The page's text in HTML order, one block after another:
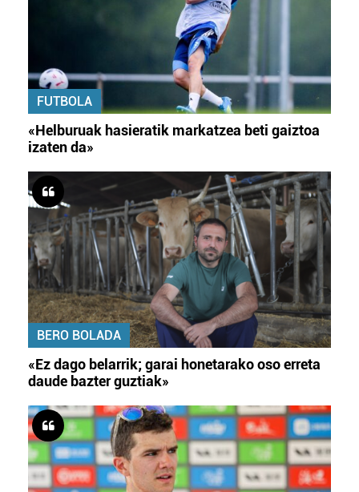
FUTBOLA
«Helburuak hasieratik markatzea beti gaiztoa
izaten da»
BERO BOLADA
«Ez dago belarrik; garai honetarako oso erreta
daude bazter guztiak»